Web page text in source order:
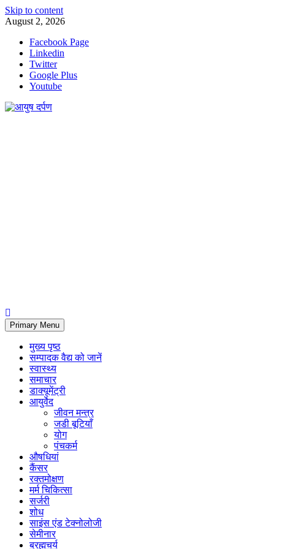
Skip to content
August 2, 2026
Facebook Page
Linkedin
Twitter
Google Plus
Youtube
Primary Menu
मुख्य पृष्ठ
सम्पादक वैद्य को जानें
स्वास्थ्य
समाचार
डाक्यूमेंट्री
आयुर्वेद
जीवन मन्त्र
जडी बूटियाँ
योग
पंचकर्म
औषधियां
कैंसर
रक्तमोक्षण
मर्म चिकित्सा
सर्जरी
शोध
साइंस एंड टेक्नोलोजी
सेमीनार
ब्रह्मचर्य